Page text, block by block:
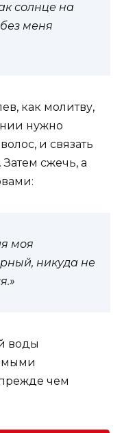
солнце на
меня
как молитву,
нужно
и связать
сжечь, а
моя
никуда не
воды
чем